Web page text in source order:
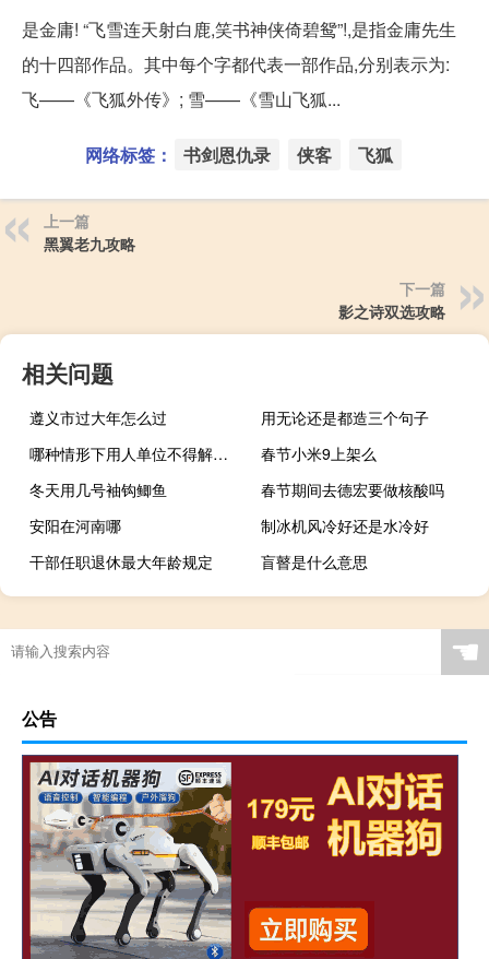
是金庸! “飞雪连天射白鹿,笑书神侠倚碧鸳”!,是指金庸先生
的十四部作品。其中每个字都代表一部作品,分别表示为:
飞——《飞狐外传》; 雪——《雪山飞狐...
网络标签： 书剑恩仇录 侠客 飞狐
上一篇
黑翼老九攻略
下一篇
影之诗双选攻略
相关问题
遵义市过大年怎么过
用无论还是都造三个句子
哪种情形下用人单位不得解除劳动合同
春节小米9上架么
冬天用几号袖钩鲫鱼
春节期间去德宏要做核酸吗
安阳在河南哪
制冰机风冷好还是水冷好
干部任职退休最大年龄规定
盲瞽是什么意思
☚
公告